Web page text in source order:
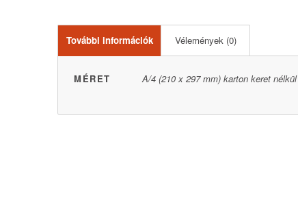
További információk Vélemények (0)
MÉRET A/4 (210 x 297 mm) karton keret nélkül